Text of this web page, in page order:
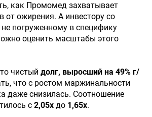
как Промомед захватывает
от ожирения. А инвестору со
погруженному в специфику
оценить масштабы этого
чистый долг, выросший на 49% г/
что с ростом маржинальности
даже снизилась. Соотношение
с 2,05х до 1,65х.